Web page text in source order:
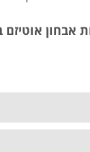
אבחון